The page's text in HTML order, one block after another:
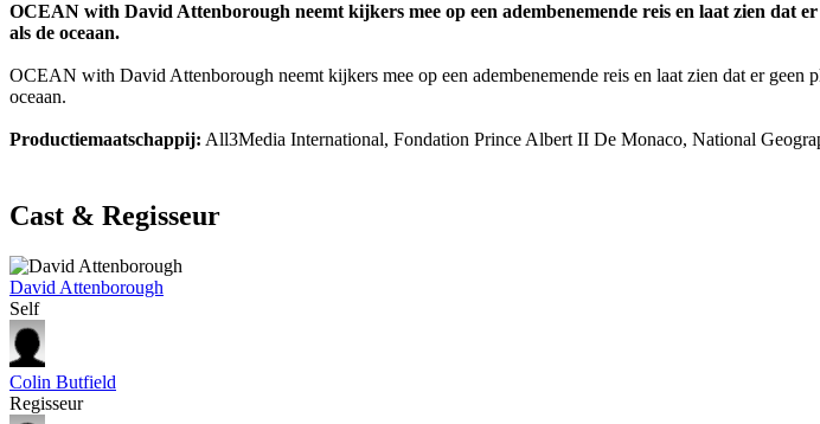
OCEAN with David Attenborough neemt kijkers mee op een adembenemende reis en laat zien dat
als de oceaan.
OCEAN with David Attenborough neemt kijkers mee op een adembenemende reis en laat zien dat er
oceaan.
Productiemaatschappij: All3Media International, Fondation Prince Albert II De Monaco, National
Cast & Regisseur
David Attenborough
Self
Colin Butfield
Regisseur